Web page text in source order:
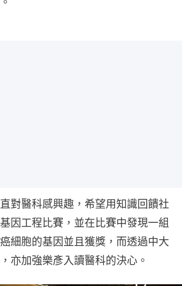
對醫科感興趣，希望用知識回饋社
因工程比賽，並在比賽中發現一組
細胞的基因並且獲獎，而透過中大
亦加強樂彥入讀醫科的決心。